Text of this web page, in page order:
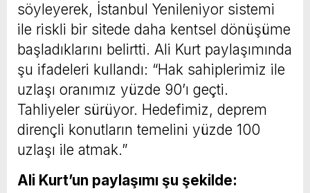
söyleyerek, İstanbul Yenileniyor sistemi
ile riskli bir sitede daha kentsel dönüşüme
başladıklarını belirtti. Ali Kurt paylaşımında
şu ifadeleri kullandı: “Hak sahiplerimiz ile
uzlaşı oranımız yüzde 90’ı geçti.
Tahliyeler sürüyor. Hedefimiz, deprem
dirençli konutların temelini yüzde 100
uzlaşı ile atmak.”
Ali Kurt’un paylaşımı şu şekilde: